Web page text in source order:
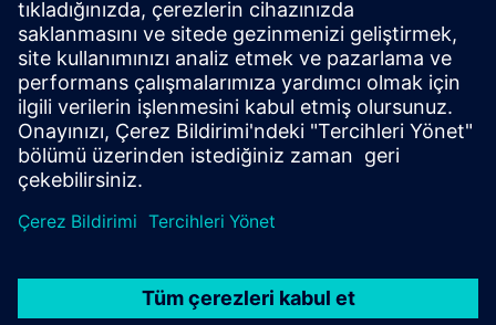
Daha fazla bilgi
Ön Koşullar
hiçbiri